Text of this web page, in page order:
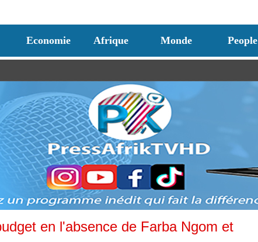
Economie Afrique Monde People
en l'absence de Farba Ngom et